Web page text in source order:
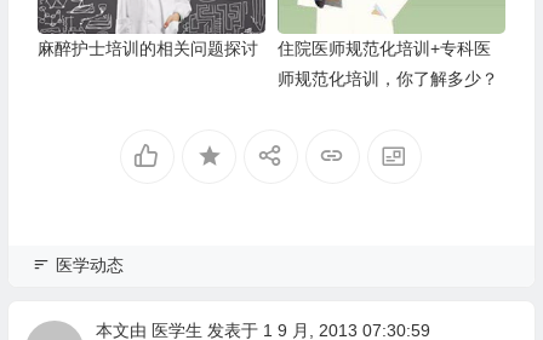
麻醉护士培训的相关问题探讨
住院医师规范化培训+专科医
师规范化培训，你了解多少？
医学动态
本文由 医学生 发表于 1 9 月, 2013 07:30:59